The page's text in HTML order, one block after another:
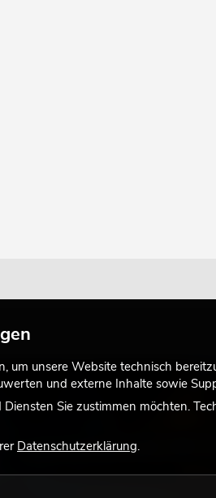
um unsere Website technisch
und externe Inhalte sowie
Sie zustimmen möchten.
Datenschutzerklärung.